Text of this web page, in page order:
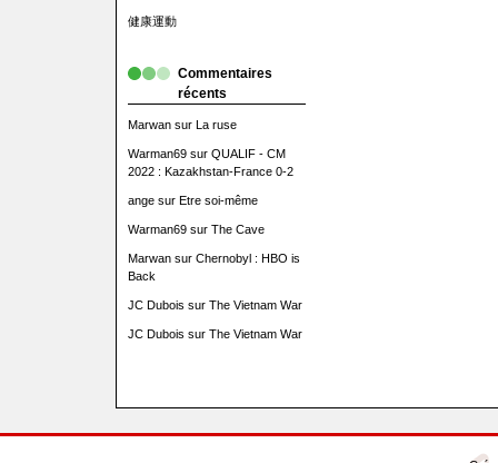
健康運動
Commentaires
récents
Marwansur La ruse
Warman69sur QUALIF - CM
2022 : Kazakhstan-France 0-2
angesur Etre soi-même
Warman69sur The Cave
Marwansur Chernobyl : HBO is
Back
JC Dubois sur The Vietnam War
JC Dubois sur The Vietnam War